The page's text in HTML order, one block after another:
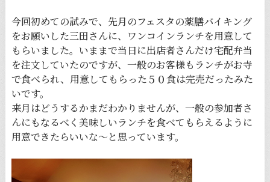
今回初めての試みで、先月のフェスタの薬膳バイキング
をお願いした三田さんに、ワンコインランチを用意して
もらいました。いままで当日に出店者さんだけ宅配弁当
を注文していたのですが、一般のお客様もランチがお寺
で食べられ、用意してもらった５０食は完売だったみた
いです。
来月はどうするかまだわかりませんが、一般の参加者さ
んにもなるべく美味しいランチを食べてもらえるように
用意できたらいいな〜と思っています。